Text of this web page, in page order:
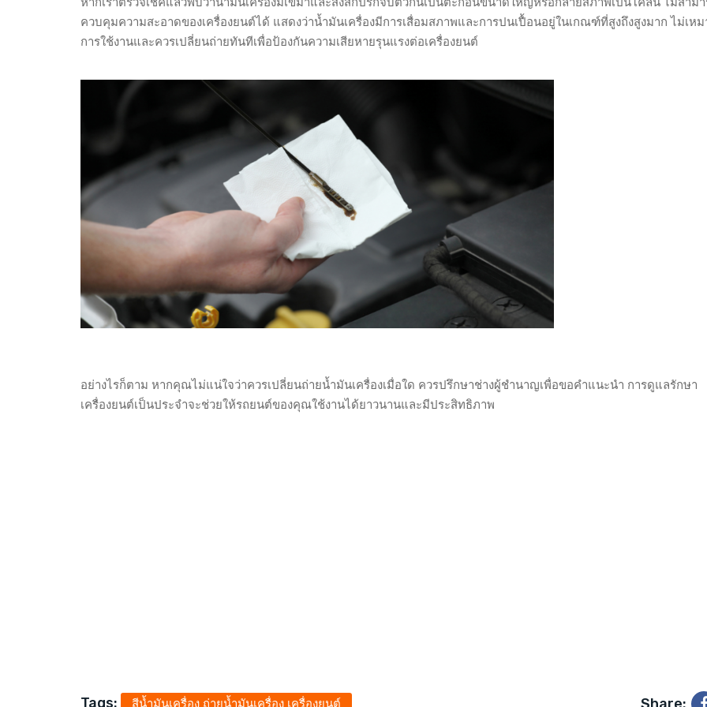
ควบคุมความสะอาดของเครื่องยนต์ได้ แสดงว่าน้ำมันเครื่องมีการเสื่อมสภาพและการปนเปื้อนอยู่ในเกณฑ์ที่สูงถึงสูงมาก ไม่เห
การใช้งานและควรเปลี่ยนถ่ายทันทีเพื่อป้องกันความเสียหายรุนแรงต่อเครื่องยนต์
อย่างไรก็ตาม หากคุณไม่แน่ใจว่าควรเปลี่ยนถ่ายน้ำมันเครื่องเมื่อใด ควรปรึกษาช่างผู้ชำนาญเพื่อขอคำแนะนำ การดูแลรักษา
เครื่องยนต์เป็นประจำจะช่วยให้รถยนต์ของคุณใช้งานได้ยาวนานและมีประสิทธิภาพ
Tags: สีน้ำมันเครื่อง ถ่ายน้ำมันเครื่อง เครื่องยนต์